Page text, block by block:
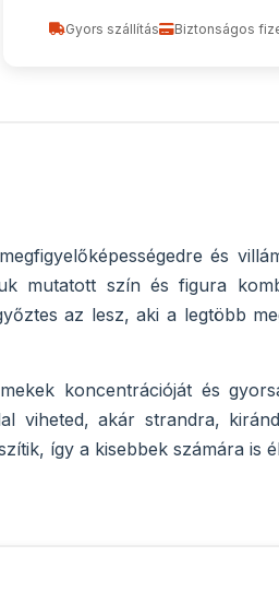
Gyors szállítás Biztonságos
és
mutatott szín és figura
az lesz, aki a legtöbb
koncentrációját és
viheted, akár strandra,
így a kisebbek számára is